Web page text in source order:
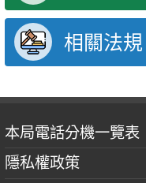
相關法規
本局電話分機一覽表
隱私權政策